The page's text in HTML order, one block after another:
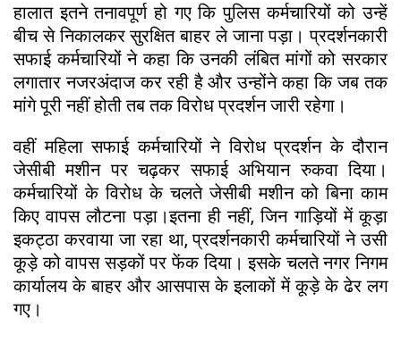
हालात इतने तनावपूर्ण हो गए कि पुलिस कर्मचारियों को उन्हें
बीच से निकालकर सुरक्षित बाहर ले जाना पड़ा। प्रदर्शनकारी
सफाई कर्मचारियों ने कहा कि उनकी लंबित मांगों को सरकार
लगातार नजरअंदाज कर रही है और उन्होंने कहा कि जब तक
मांगे पूरी नहीं होती तब तक विरोध प्रदर्शन जारी रहेगा।
वहीं महिला सफाई कर्मचारियों ने विरोध प्रदर्शन के दौरान
जेसीबी मशीन पर चढ़कर सफाई अभियान रुकवा दिया।
कर्मचारियों के विरोध के चलते जेसीबी मशीन को बिना काम
किए वापस लौटना पड़ा।इतना ही नहीं, जिन गाड़ियों में कूड़ा
इकट्ठा करवाया जा रहा था, प्रदर्शनकारी कर्मचारियों ने उसी
कूड़े को वापस सड़कों पर फेंक दिया। इसके चलते नगर निगम
कार्यालय के बाहर और आसपास के इलाकों में कूड़े के ढेर लग
गए।